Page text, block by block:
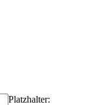
Platzhalter: